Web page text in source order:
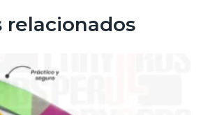
relacionados